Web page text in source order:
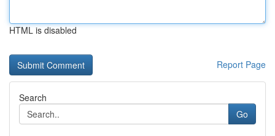
HTML is disabled
Report Page
Search
Go